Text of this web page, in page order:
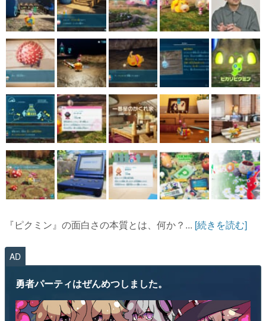
『ピクミン』の面白さの本質とは、何か？... [続きを読む]
AD
勇者パーティはぜんめつしました。